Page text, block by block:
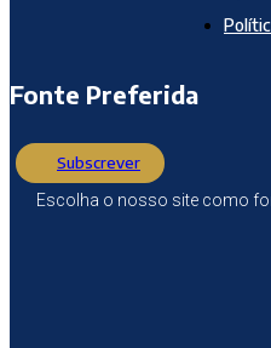
Fonte Preferida
Subscrever
Escolha o nosso site como